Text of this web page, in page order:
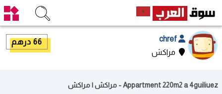
مراكش
66 درهم
Appartment 220m2 a 4guiliuez - مراكش | مراكش